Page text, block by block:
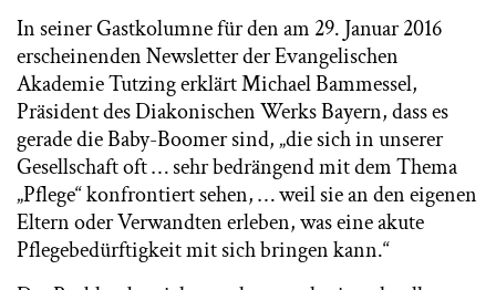
In seiner Gastkolumne für den am 29. Januar 2016
erscheinenden Newsletter der Evangelischen
Akademie Tutzing erklärt Michael Bammessel,
Präsident des Diakonischen Werks Bayern, dass es
gerade die Baby-Boomer sind, „die sich in unserer
Gesellschaft oft … sehr bedrängend mit dem Thema
„Pflege“ konfrontiert sehen, … weil sie an den eigenen
Eltern oder Verwandten erleben, was eine akute
Pflegebedürftigkeit mit sich bringen kann.“